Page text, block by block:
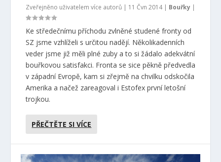
Zveřejněno uživatelem více autorů | 11 Čvn 2014| Bouřky |
Ke středečnímu příchodu zvlněné studené fronty od
SZ jsme vzhlíželi s určitou nadějí. Několikadenních
veder jsme již měli plné zuby a to si žádalo adekvátní
bouřkovou satisfakci. Fronta se sice pěkně předvedla
v západní Evropě, kam si zřejmě na chvilku odskočila
Amerika a načež zareagoval i Estofex první letošní
trojkou.
PŘEČTĚTE SI VÍCE